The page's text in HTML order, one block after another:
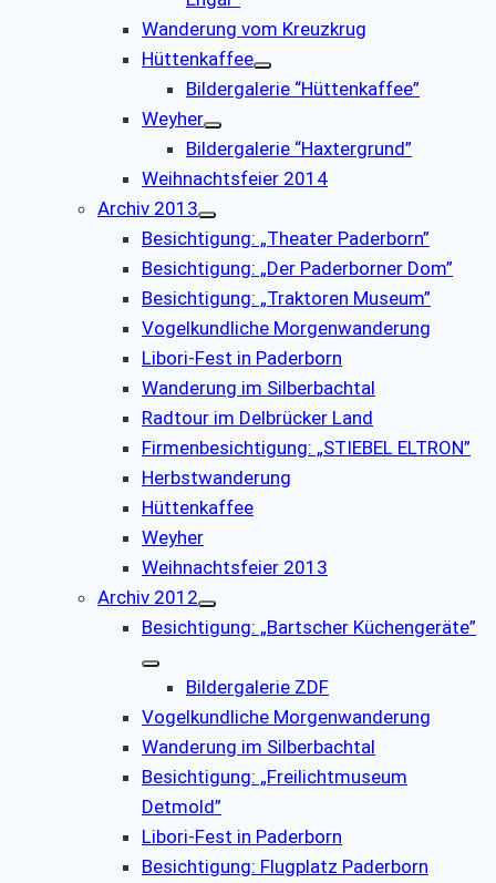
Wanderung vom Kreuzkrug
Hüttenkaffee
Bildergalerie “Hüttenkaffee”
Weyher
Bildergalerie “Haxtergrund”
Weihnachtsfeier 2014
Archiv 2013
Besichtigung: „Theater Paderborn”
Besichtigung: „Der Paderborner Dom”
Besichtigung: „Traktoren Museum”
Vogelkundliche Morgenwanderung
Libori-Fest in Paderborn
Wanderung im Silberbachtal
Radtour im Delbrücker Land
Firmenbesichtigung: „STIEBEL ELTRON”
Herbstwanderung
Hüttenkaffee
Weyher
Weihnachtsfeier 2013
Archiv 2012
Besichtigung: „Bartscher Küchengeräte”
Bildergalerie ZDF
Vogelkundliche Morgenwanderung
Wanderung im Silberbachtal
Besichtigung: „Freilichtmuseum
Detmold”
Libori-Fest in Paderborn
Besichtigung: Flugplatz Paderborn